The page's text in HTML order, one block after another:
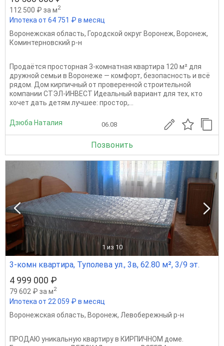
112 500 ₽ за м2
Ипотека от 64 751 ₽ в месяц
Воронежская область, Городской округ Воронеж, Воронеж,
Коминтерновский р-н
Продаётся просторная 3-комнатная квартира 120 м² для
дружной семьи в Воронеже — комфорт, безопасность и всё
рядом. Дом кирпичный от проверенной строительной
компании СТЭЛ-ИНВЕСТ Идеальный вариант для тех, кто
хочет дать детям лучшее: простор,...
Дзюба Наталия 06.08
Позвонить
1 из 10
3-комн квартира, Туполева ул., 3в, 62.80 м², 3/9 эт.
4 999 000 ₽
79 602 ₽ за м2
Ипотека от 22 059 ₽ в месяц
Воронежская область, Воронеж, Левобережный р-н
ПРОДАЮ уникальную квартиру в КИРПИЧНОМ доме.